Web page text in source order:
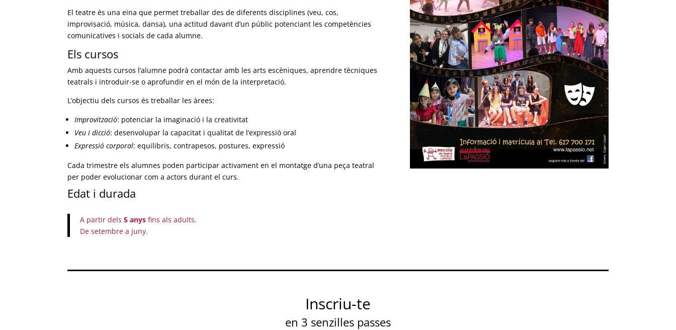
El teatre és una eina que permet treballar des de diferents disciplines (veu, cos,
improvisació, música, dansa), una actitud davant d’un públic potenciant les competències
comunicatives i socials de cada alumne.
Els cursos
Amb aquests cursos l’alumne podrà contactar amb les arts escèniques, aprendre tècniques
teatrals i introduir-se o aprofundir en el món de la interpretació.
L’objectiu dels cursos és treballar les àrees:
Improvització: potenciar la imaginació i la creativitat
Veu i dicció: desenvolupar la capacitat i qualitat de l’expressió oral
Expressió corporal: equilibris, contrapesos, postures, expressió
Cada trimestre els alumnes poden participar activament en el montatge d’una peça teatral
per poder evolucionar com a actors durant el curs.
Edat i durada
A partir dels 5 anys fins als adults.
De setembre a juny.
Inscriu-te
en 3 senzilles passes